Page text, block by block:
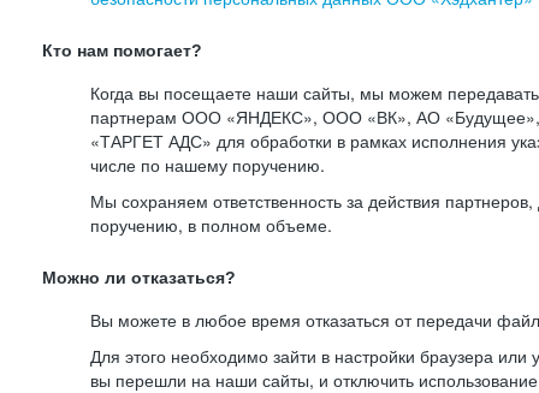
Кто нам помогает?
Когда вы посещаете наши сайты, мы можем
партнерам ООО «ЯНДЕКС», ООО «ВК», АО
«ТАРГЕТ АДС» для обработки в рамках исполнения
числе по нашему поручению.
Мы сохраняем ответственность за действия
поручению, в полном объеме.
Можно ли отказаться?
Вы можете в любое время отказаться от передачи
Для этого необходимо зайти в настройки браузера или
вы перешли на наши сайты, и отключить